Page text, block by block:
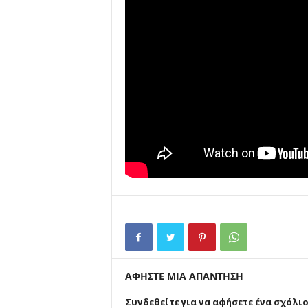
ΑΦΗΣΤΕ ΜΙΑ ΑΠΑΝΤΗΣΗ
Συνδεθείτε για να αφήσετε ένα σχόλιο